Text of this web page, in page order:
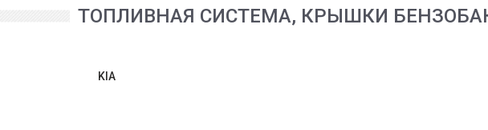
ТОПЛИВНАЯ СИСТЕМА, КРЫШКИ
KIA